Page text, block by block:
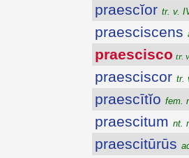
praescĭor tr. v.
praesciscens
praescisco tr.
praesciscor tr.
praescītĭo fem.
praescitum nt.
praescitūrūs